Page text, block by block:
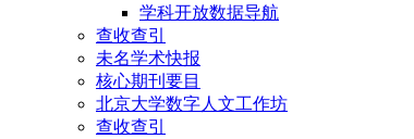
学科开放数据导航
查收查引
未名学术快报
核心期刊要目
北京大学数字人文工作坊
查收查引